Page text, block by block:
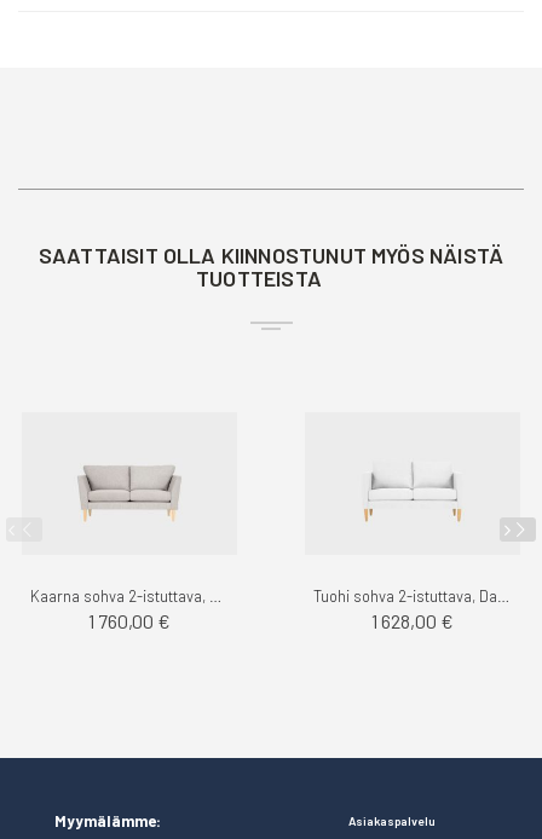
SAATTAISIT OLLA KIINNOSTUNUT MYÖS NÄISTÄ
TUOTTEISTA
1 760,00 € 1 628,00 €
Myymälämme: Asiakaspalvelu